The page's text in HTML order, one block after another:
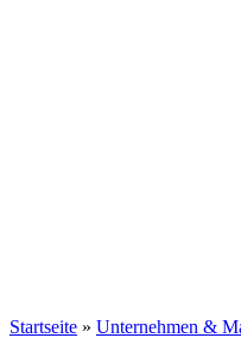
Startseite » Unternehmen &